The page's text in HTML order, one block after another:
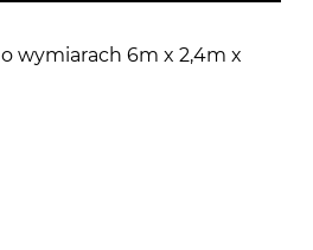
wymiarach 6m x 2,4m x